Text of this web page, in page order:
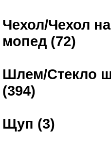
Чехол/Чехол на
мопед (72)
Шлем/Стекло
(394)
Щуп (3)